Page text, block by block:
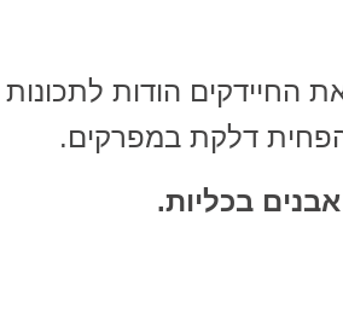
החיידקים הודות
דלקת במפרקים.